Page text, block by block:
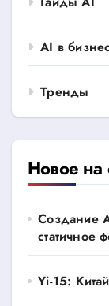
AI в
Тренды
Новое на
Создание
статичное
Yi-15: